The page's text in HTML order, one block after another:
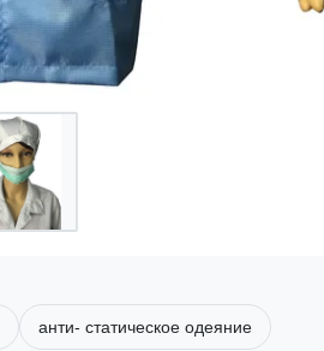
анти- статическое одеяние